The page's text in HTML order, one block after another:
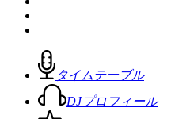
タイムテーブル
DJプロフィール